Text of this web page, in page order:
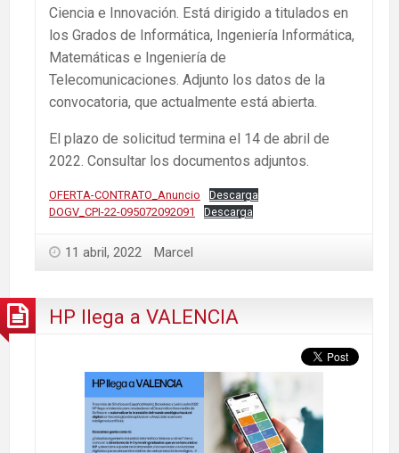
Ciencia e Innovación. Está dirigido a titulados en
los Grados de Informática, Ingenierí­a Informática,
Matemáticas e Ingeniería de
Telecomunicaciones. Adjunto los datos de la
convocatoria, que actualmente está abierta.
El plazo de solicitud termina el 14 de abril de
2022. Consultar los documentos adjuntos.
OFERTA-CONTRATO_Anuncio
Descarga
DOGV_CPI-22-095072092091
Descarga
11 abril, 2022 Marcel
HP llega a VALENCIA